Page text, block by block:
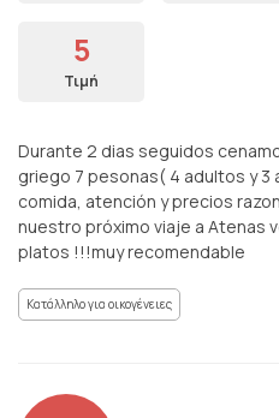
5
Τιμή
Durante 2 dias seguidos
griego 7 pesonas( 4 adultos y
comida, atención y precios
nuestro próximo viaje a Atenas
platos !!!muy recomendable
Κατάλληλο για οικογένειες